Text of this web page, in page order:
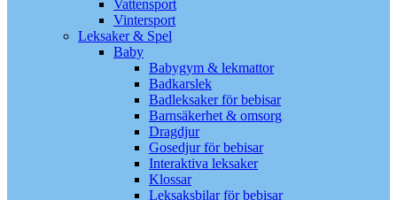
Vattensport
Vintersport
Leksaker & Spel
Baby
Babygym & lekmattor
Badkarslek
Badleksaker för bebisar
Barnsäkerhet & omsorg
Dragdjur
Gosedjur för bebisar
Interaktiva leksaker
Klossar
Leksaksbilar för bebisar